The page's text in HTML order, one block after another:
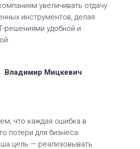
увеличивать отдачу
инструментов, делая
решениями удобной и
что каждая ошибка в
потери для бизнеса.
цель — реализовывать
Владимир Мицкевич